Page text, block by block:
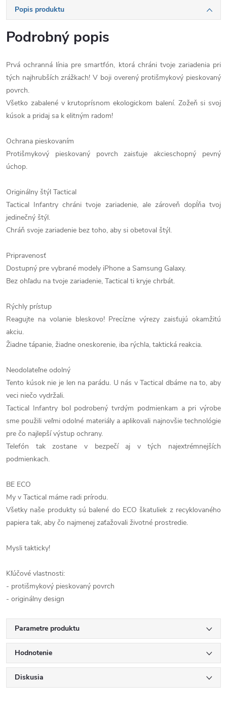
Popis produktu
Podrobný popis
Prvá ochranná línia pre smartfón, ktorá chráni tvoje zariadenia pri
tých najhrubších zrážkach! V boji overený protišmykový pieskovaný
povrch.
Všetko zabalené v krutoprísnom ekologickom balení. Zožeň si svoj
kúsok a pridaj sa k elitným radom!
Ochrana pieskovaním
Protišmykový pieskovaný povrch zaisťuje akcieschopný pevný
úchop.
Originálny štýl Tactical
Tactical Infantry chráni tvoje zariadenie, ale zároveň dopĺňa tvoj
jedinečný štýl.
Chráň svoje zariadenie bez toho, aby si obetoval štýl.
Pripravenosť
Dostupný pre vybrané modely iPhone a Samsung Galaxy.
Bez ohľadu na tvoje zariadenie, Tactical ti kryje chrbát.
Rýchly prístup
Reagujte na volanie bleskovo! Precízne výrezy zaisťujú okamžitú
akciu.
Žiadne tápanie, žiadne oneskorenie, iba rýchla, taktická reakcia.
Neodolateľne odolný
Tento kúsok nie je len na parádu. U nás v Tactical dbáme na to, aby
veci niečo vydržali.
Tactical Infantry bol podrobený tvrdým podmienkam a pri výrobe
sme použili veľmi odolné materiály a aplikovali najnovšie technológie
pre čo najlepší výstup ochrany.
Telefón tak zostane v bezpečí aj v tých najextrémnejších
podmienkach.
BE ECO
My v Tactical máme radi prírodu.
Všetky naše produkty sú balené do ECO škatuliek z recyklovaného
papiera tak, aby čo najmenej zaťažovali životné prostredie.
Mysli takticky!
Kľúčové vlastnosti:
- protišmykový pieskovaný povrch
- originálny design
Parametre produktu
Hodnotenie
Diskusia